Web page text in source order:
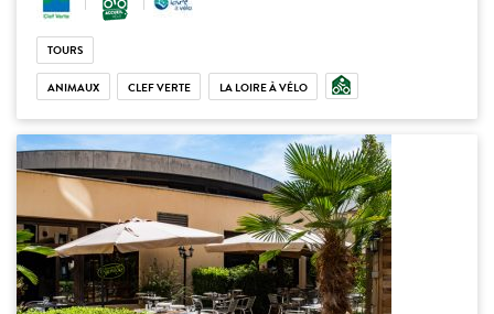
TOURS
ANIMAUX CLEF VERTE LA LOIRE À VÉLO